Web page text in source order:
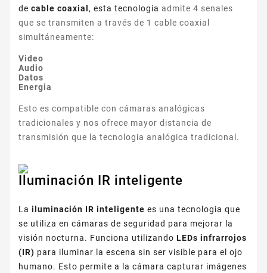
de cable coaxial , esta tecnologia admite 4 senales
que se transmiten a través de 1 cable coaxial
simultáneamente:
Video
Audio
Datos
Energia
Esto es compatible con cámaras analógicas
tradicionales y nos ofrece mayor distancia de
transmisión que la tecnologia analógica tradicional.
Iluminación IR inteligente
La iluminación IR inteligente es una tecnologia que
se utiliza en cámaras de seguridad para mejorar la
visión nocturna. Funciona utilizando LEDs infrarrojos
(IR) para iluminar la escena sin ser visible para el ojo
humano. Esto permite a la cámara capturar imágenes